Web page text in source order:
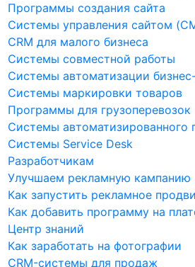
Программы создания сайта
Системы управления сайтом
CRM для малого бизнеса
Системы совместной работы
Системы автоматизации
Системы маркировки товаров
Программы для грузоперевозок
Системы
Системы Service Desk
Разработчикам
Улучшаем рекламную кампанию
Как запустить рекламное
Как добавить программу на
Центр знаний
Как заработать на фотографии
CRM-системы для продаж